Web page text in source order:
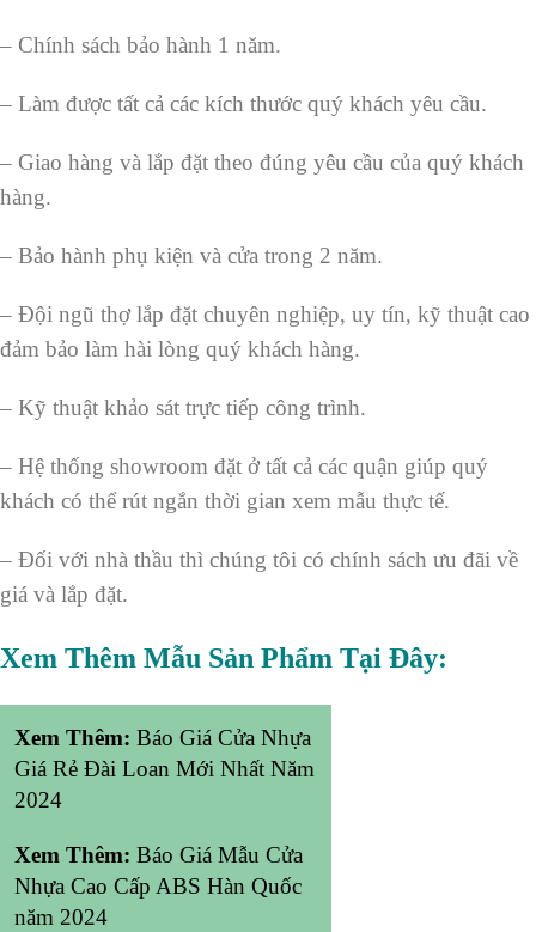
– Chính sách bảo hành 1 năm.
– Làm được tất cả các kích thước quý khách yêu cầu.
– Giao hàng và lắp đặt theo đúng yêu cầu của quý khách
hàng.
– Bảo hành phụ kiện và cửa trong 2 năm.
– Đội ngũ thợ lắp đặt chuyên nghiệp, uy tín, kỹ thuật cao
đảm bảo làm hài lòng quý khách hàng.
– Kỹ thuật khảo sát trực tiếp công trình.
– Hệ thống showroom đặt ở tất cả các quận giúp quý
khách có thể rút ngắn thời gian xem mẫu thực tế.
– Đối với nhà thầu thì chúng tôi có chính sách ưu đãi về
giá và lắp đặt.
Xem Thêm Mẫu Sản Phẩm Tại Đây:
Xem Thêm: Báo Giá Cửa Nhựa
Giá Rẻ Đài Loan Mới Nhất Năm
2024
Xem Thêm: Báo Giá Mẫu Cửa
Nhựa Cao Cấp ABS Hàn Quốc
năm 2024